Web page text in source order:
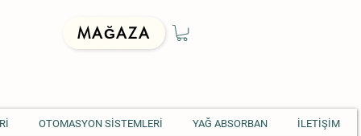
OTOMASYON SİSTEMLERİ YAĞ ABSORBAN İLETİŞİM
MAĞAZA